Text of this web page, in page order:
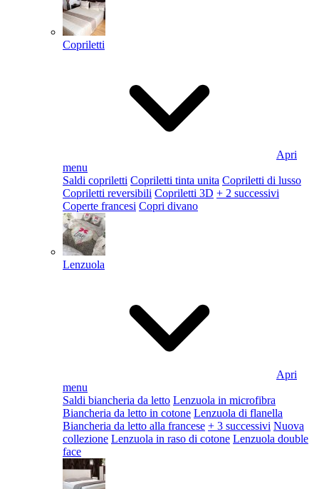
Copriletti
Apri
menu
Saldi copriletti Copriletti tinta unita Copriletti di lusso
Copriletti reversibili Copriletti 3D + 2 successivi
Coperte francesi Copri divano
Lenzuola
Apri
menu
Saldi biancheria da letto Lenzuola in microfibra
Biancheria da letto in cotone Lenzuola di flanella
Biancheria da letto alla francese + 3 successivi Nuova
collezione Lenzuola in raso di cotone Lenzuola double
face